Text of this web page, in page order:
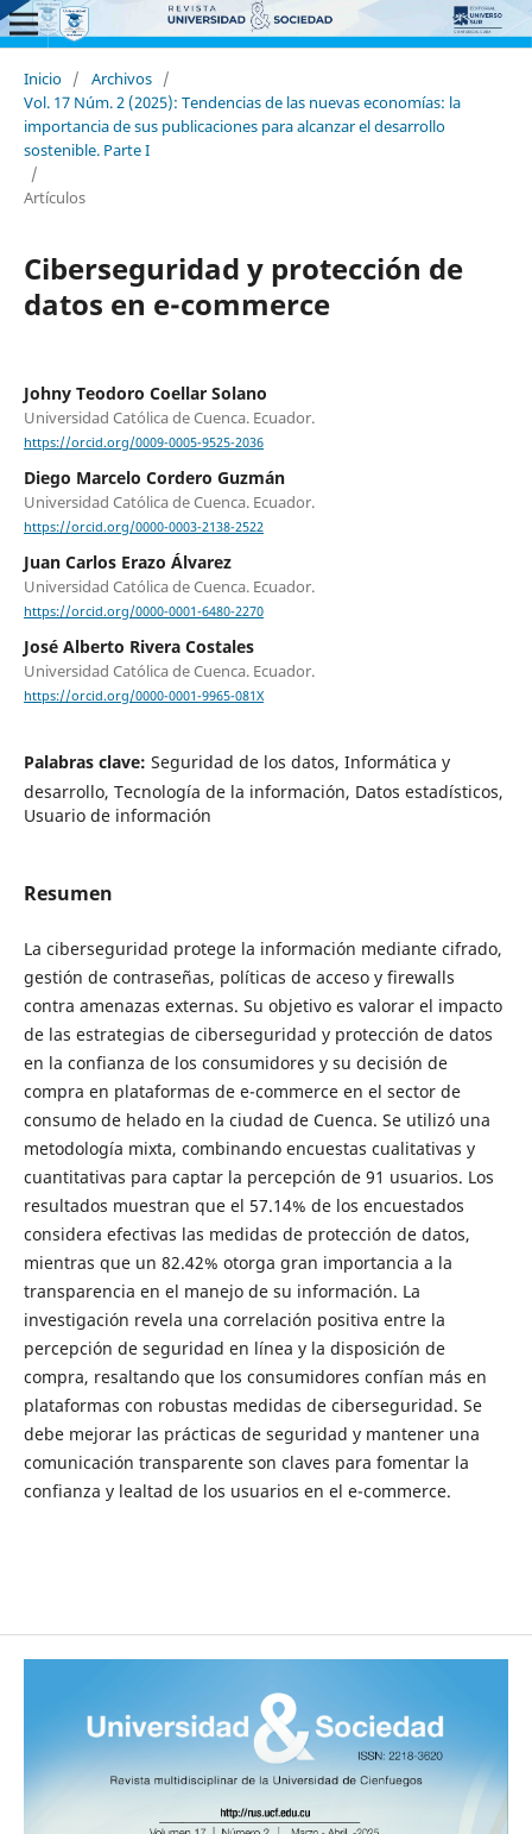
Inicio / Archivos /
Vol. 17 Núm. 2 (2025): Tendencias de las nuevas economías: la
importancia de sus publicaciones para alcanzar el desarrollo
sostenible. Parte I
/
Artículos
Ciberseguridad y protección de
datos en e-commerce
Johny Teodoro Coellar Solano
Universidad Católica de Cuenca. Ecuador.
https://orcid.org/0009-0005-9525-2036
Diego Marcelo Cordero Guzmán
Universidad Católica de Cuenca. Ecuador.
https://orcid.org/0000-0003-2138-2522
Juan Carlos Erazo Álvarez
Universidad Católica de Cuenca. Ecuador.
https://orcid.org/0000-0001-6480-2270
José Alberto Rivera Costales
Universidad Católica de Cuenca. Ecuador.
https://orcid.org/0000-0001-9965-081X
Palabras clave: Seguridad de los datos, Informática y
desarrollo, Tecnología de la información, Datos estadísticos,
Usuario de información
Resumen
La ciberseguridad protege la información mediante cifrado,
gestión de contraseñas, políticas de acceso y firewalls
contra amenazas externas. Su objetivo es valorar el impacto
de las estrategias de ciberseguridad y protección de datos
en la confianza de los consumidores y su decisión de
compra en plataformas de e-commerce en el sector de
consumo de helado en la ciudad de Cuenca. Se utilizó una
metodología mixta, combinando encuestas cualitativas y
cuantitativas para captar la percepción de 91 usuarios. Los
resultados muestran que el 57.14% de los encuestados
considera efectivas las medidas de protección de datos,
mientras que un 82.42% otorga gran importancia a la
transparencia en el manejo de su información. La
investigación revela una correlación positiva entre la
percepción de seguridad en línea y la disposición de
compra, resaltando que los consumidores confían más en
plataformas con robustas medidas de ciberseguridad. Se
debe mejorar las prácticas de seguridad y mantener una
comunicación transparente son claves para fomentar la
confianza y lealtad de los usuarios en el e-commerce.